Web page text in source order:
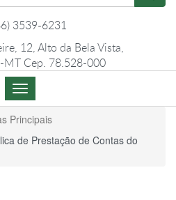
3539-6231
12, Alto da Bela Vista,
Cep. 78.528-000
Menu
de
Navegação
Principais
de Prestação de Contas do